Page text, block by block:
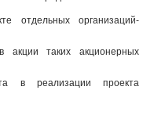
отдельных организаций-
акции таких акционерных
в реализации проекта